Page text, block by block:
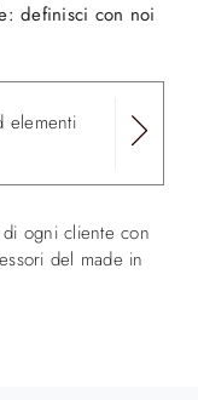
definisci con noi
elementi
ogni cliente con
del made in